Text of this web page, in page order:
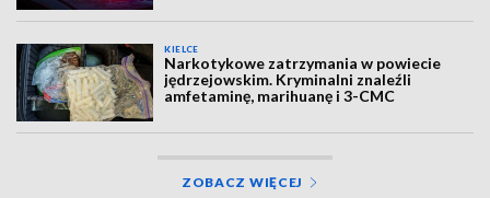
KIELCE
Narkotykowe zatrzymania w powiecie
jędrzejowskim. Kryminalni znaleźli
amfetaminę, marihuanę i 3-CMC
ZOBACZ WIĘCEJ